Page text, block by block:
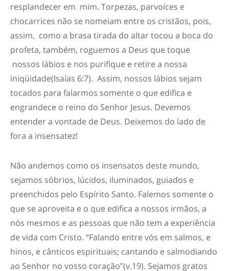
resplandecer em mim. Torpezas, parvoíces e
chocarrices não se nomeiam entre os cristãos, pois,
assim, como a brasa tirada do altar tocou a boca do
profeta, também, roguemos a Deus que toque
nossos lábios e nos purifique e retire a nossa
iniqüidade(Isaías 6:7). Assim, nossos lábios sejam
tocados para falarmos somente o que edifica e
engrandece o reino do Senhor Jesus. Devemos
entender a vontade de Deus. Deixemos do lado de
fora a insensatez!
Não andemos como os insensatos deste mundo,
sejamos sóbrios, lúcidos, iluminados, guiados e
preenchidos pelo Espírito Santo. Falemos somente o
que se aproveita e o que edifica a nossos irmãos, a
nós mesmos e as pessoas que não tem a experiência
de vida com Cristo. “Falando entre vós em salmos, e
hinos, e cânticos espirituais; cantando e salmodiando
ao Senhor no vosso coração”(v.19). Sejamos gratos